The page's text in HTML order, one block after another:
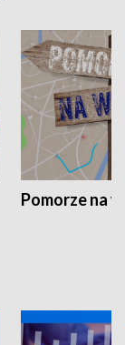
Pomorze na